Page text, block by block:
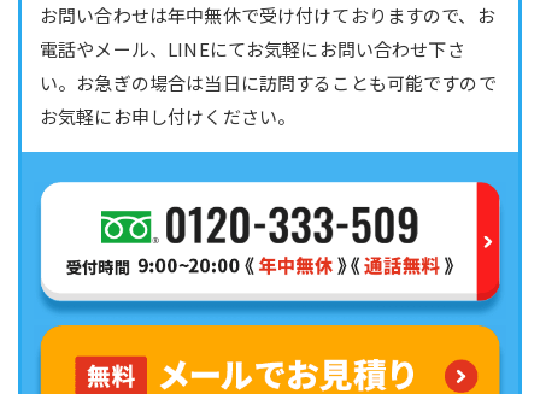
お問い合わせは年中無休で受け付けておりますので、お
電話やメール、LINEにてお気軽にお問い合わせ下さ
い。お急ぎの場合は当日に訪問することも可能ですので
お気軽にお申し付けください。